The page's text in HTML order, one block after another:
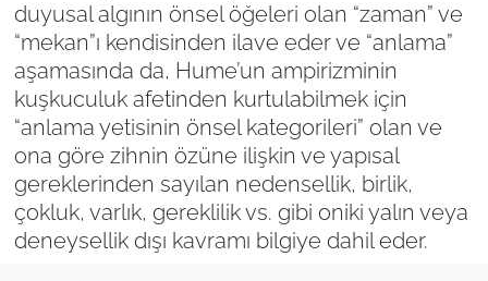
duyusal algının önsel öğeleri olan “zaman” ve
“mekan”ı kendisinden ilave eder ve “anlama”
aşamasında da, Hume’un ampirizminin
kuşkuculuk afetinden kurtulabilmek için
“anlama yetisinin önsel kategorileri” olan ve
ona göre zihnin özüne ilişkin ve yapısal
gereklerinden sayılan nedensellik, birlik,
çokluk, varlık, gereklilik vs. gibi oniki yalın veya
deneysellik dışı kavramı bilgiye dahil eder.